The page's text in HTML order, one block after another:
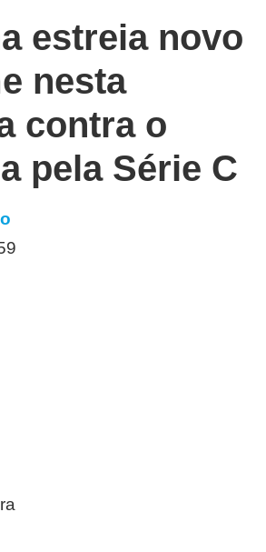
estreia novo
nesta
contra o
pela Série C